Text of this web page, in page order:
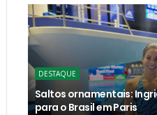
DESTAQUE
Saltos ornamentais:
para o Brasil em Paris